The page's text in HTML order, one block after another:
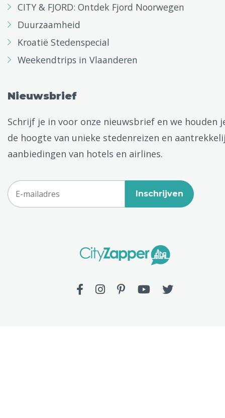
CITY & FJORD: Ontdek Fjord Noorwegen
Duurzaamheid
Kroatië Stedenspecial
Weekendtrips in Vlaanderen
Nieuwsbrief
Schrijf je in voor onze nieuwsbrief en we houden
de hoogte van unieke stedenreizen en
aanbiedingen van hotels en airlines.
Inschrijven